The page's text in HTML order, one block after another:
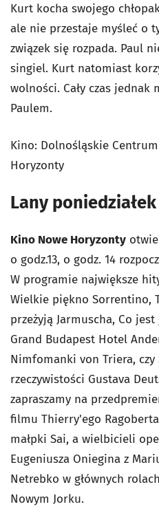
Kurt kocha swojego
ale nie przestaje myśleć o
związek się rozpada. Paul
singiel. Kurt natomiast
wolności. Cały czas jednak
Paulem.
Kino: Dolnośląskie
Horyzonty
Lany
Kino Nowe Horyzonty
o godz.13, o godz. 14
W programie największe
Wielkie piękno Sorrentino,
przeżyją Jarmuscha, Co jest
Grand Budapest Hotel
Nimfomanki von Triera, czy
rzeczywistości Gustava
zapraszamy na
filmu Thierry'ego
małpki Sai, a wielbicieli
Eugeniusza Oniegina z
Netrebko w głównych
Nowym Jorku.